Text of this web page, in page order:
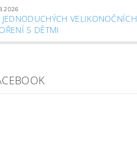
VELIKONOČNÍCH
S DĚTMI